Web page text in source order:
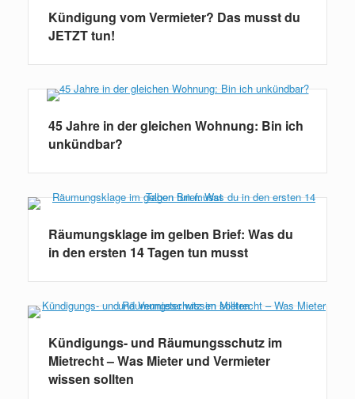
Kündigung vom Vermieter? Das musst du
JETZT tun!
45 Jahre in der gleichen Wohnung: Bin ich
unkündbar?
Räumungsklage im gelben Brief: Was du
in den ersten 14 Tagen tun musst
Kündigungs- und Räumungsschutz im
Mietrecht – Was Mieter und Vermieter
wissen sollten